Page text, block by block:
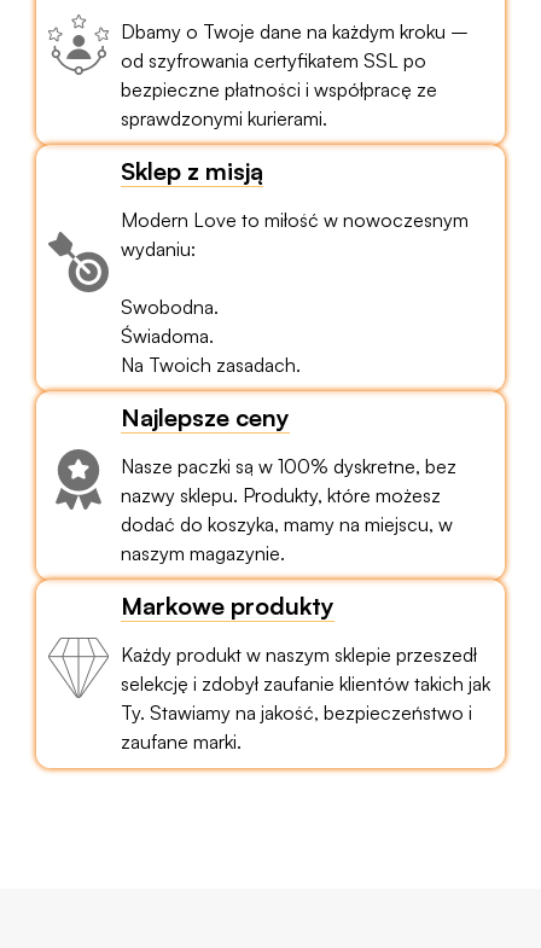
Dbamy o Twoje dane na każdym kroku –
od szyfrowania certyfikatem SSL po
bezpieczne płatności i współpracę ze
sprawdzonymi kurierami.
Sklep z misją
Modern Love to miłość w nowoczesnym
wydaniu:
Swobodna.
Świadoma.
Na Twoich zasadach.
Najlepsze ceny
Nasze paczki są w 100% dyskretne, bez
nazwy sklepu. Produkty, które możesz
dodać do koszyka, mamy na miejscu, w
naszym magazynie.
Markowe produkty
Każdy produkt w naszym sklepie przeszedł
selekcję i zdobył zaufanie klientów takich jak
Ty. Stawiamy na jakość, bezpieczeństwo i
zaufane marki.